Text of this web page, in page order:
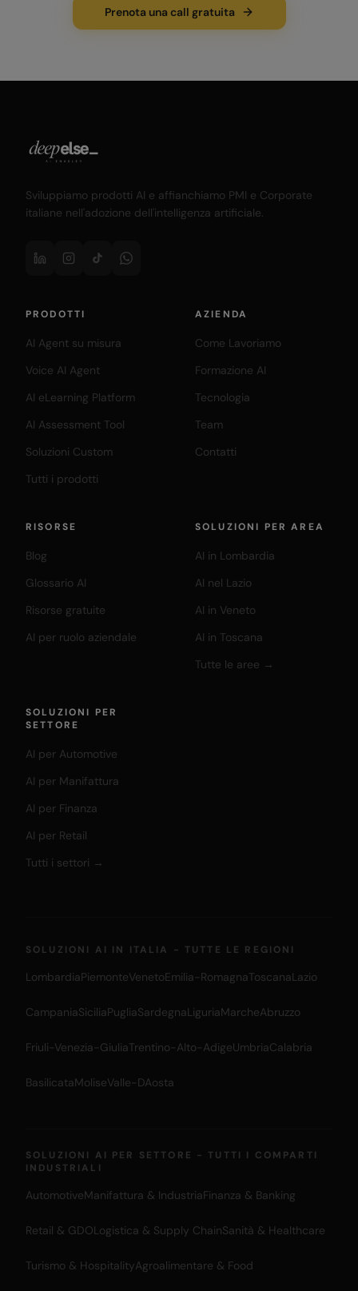
Prenota una call gratuita
Sviluppiamo prodotti AI e affianchiamo PMI e Corporate
italiane nell'adozione dell'intelligenza artificiale.
PRODOTTI
AI Agent su misura
Voice AI Agent
AI eLearning Platform
AI Assessment Tool
Soluzioni Custom
Tutti i prodotti
AZIENDA
Come Lavoriamo
Formazione AI
Tecnologia
Team
Contatti
RISORSE
Blog
Glossario AI
Risorse gratuite
AI per ruolo aziendale
SOLUZIONI PER AREA
AI in Lombardia
AI nel Lazio
AI in Veneto
AI in Toscana
Tutte le aree →
SOLUZIONI PER
SETTORE
AI per Automotive
AI per Manifattura
AI per Finanza
AI per Retail
Tutti i settori →
SOLUZIONI AI IN ITALIA - TUTTE LE REGIONI
LombardiaPiemonteVenetoEmilia-RomagnaToscanaLazio
CampaniaSiciliaPugliaSardegnaLiguriaMarcheAbruzzo
Friuli-Venezia-GiuliaTrentino-Alto-AdigeUmbriaCalabria
BasilicataMoliseValle-DAosta
SOLUZIONI AI PER SETTORE - TUTTI I COMPARTI
INDUSTRIALI
AutomotiveManifattura & IndustriaFinanza & Banking
Retail & GDOLogistica & Supply ChainSanità & Healthcare
Turismo & HospitalityAgroalimentare & Food